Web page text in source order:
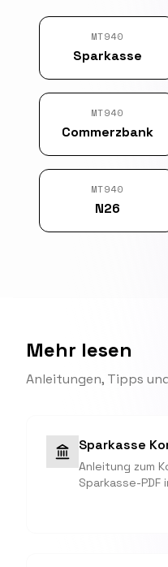
MT940
Sparkasse
MT940
Commerzbank
MT940
N26
Mehr lesen
Anleitungen, Tipps
Sparkasse
Anleitung zum
Sparkasse-PDF